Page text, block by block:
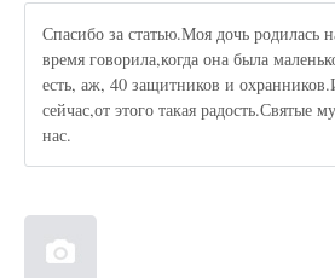
Спасибо за статью.Моя дочь родилась
время говорила,когда она была
есть, аж, 40 защитников и
сейчас,от этого такая радость.Святые
нас.